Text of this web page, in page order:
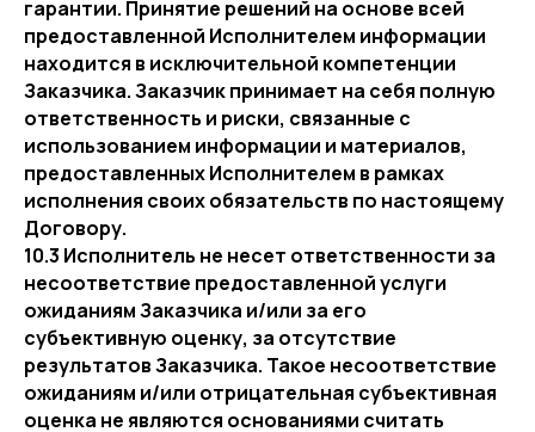
гарантии. Принятие решений на основе всей
предоставленной Исполнителем информации
находится в исключительной компетенции
Заказчика. Заказчик принимает на себя полную
ответственность и риски, связанные с
использованием информации и материалов,
предоставленных Исполнителем в рамках
исполнения своих обязательств по настоящему
Договору.
10.3 Исполнитель не несет ответственности за
несоответствие предоставленной услуги
ожиданиям Заказчика и/или за его
субъективную оценку, за отсутствие
результатов Заказчика. Такое несоответствие
ожиданиям и/или отрицательная субъективная
оценка не являются основаниями считать